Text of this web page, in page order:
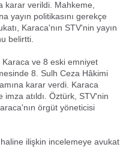
karar verildi. Mahkeme,
yayın politikasını gerekçe
Karaca'nın STV'nin yayın
belirtti.
ve 8 eski emniyet
8. Sulh Ceza Hâkimi
karar verdi. Karaca
atıldı. Öztürk, STV'nin
örgüt yöneticisi
ilişkin incelemeye avukat